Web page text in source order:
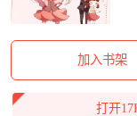
加入书架
打开